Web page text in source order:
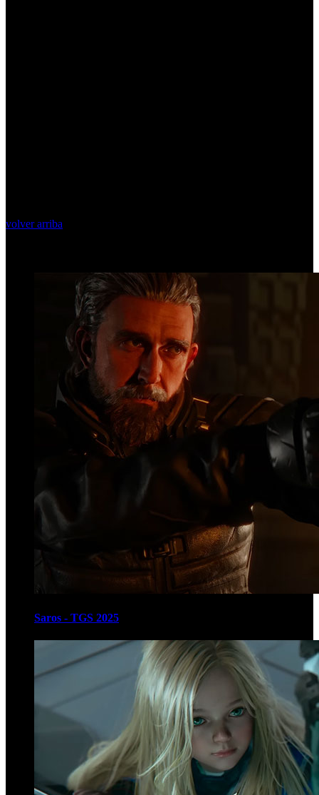
volver arriba
Saros - TGS 2025